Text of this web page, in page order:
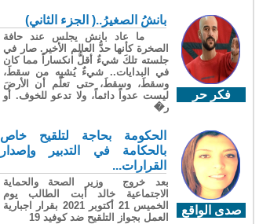
فكر حر
بانشُ الصغيرُ..( الجزء الثاني)
ما عاد بانش يجلس عند حافة
الصخرة كأنها حدُّ العالم الأخير. صار في
جلسته تلكَ شيءٌ أقلُّ انكساراً مما كان
في البدايات.. شيءٌ يُشبِه من سقطَ،
وسقطَ، وسقطَ، حتى تعلّم أن الأرضَ
ليست عدواً دائماً، ولا تدعو للخوف. أو
ر�
صدى الواقع
الحكومة بحاجة لتلقيح خاص
بالحكامة في التدبير وإصدار
القرارات...
بعد خروج وزير الصحة والحماية
الاجتماعية خالد أبت الطالب يوم
الخميس 21 أكتوبر 2021 بقرار اجبارية
العمل بجواز التلقيح ضد كوفيد 19